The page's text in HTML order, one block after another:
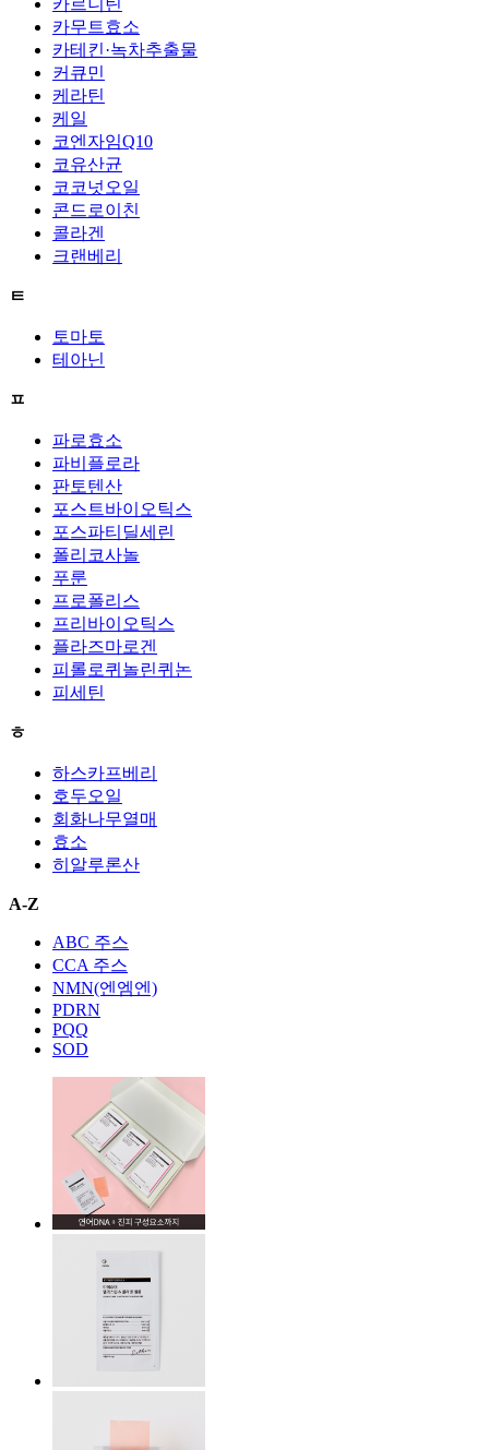
카무트효소
카테킨·녹차추출물
커큐민
케라틴
케일
코엔자임Q10
코유산균
코코넛오일
콘드로이친
콜라겐
크랜베리
ㅌ
토마토
테아닌
ㅍ
파로효소
파비플로라
판토텐산
포스트바이오틱스
포스파티딜세린
폴리코사놀
푸룬
프로폴리스
프리바이오틱스
플라즈마로겐
피롤로퀴놀린퀴논
피세틴
ㅎ
하스카프베리
호두오일
회화나무열매
효소
히알루론산
A-Z
ABC 주스
CCA 주스
NMN(엔엠엔)
PDRN
PQQ
SOD